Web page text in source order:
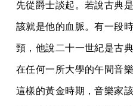
先從爵士談起。若說古典
該就是他的血脈。有一段
頸，他說二十一世紀是古
在任何一所大學的午間音
這樣的黃金時期，音樂家